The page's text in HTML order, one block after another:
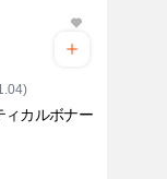
ィカルボナー